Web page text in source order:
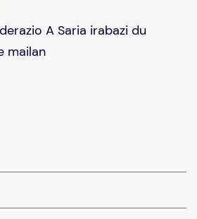
A Saria irabazi du
mailan